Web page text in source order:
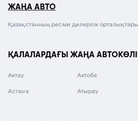
ЖАҢА АВТО
Қазақстанның ресми дилерлік
ҚАЛАЛАРДАҒЫ ЖАҢА
Актау Актобе
Астана Атырау